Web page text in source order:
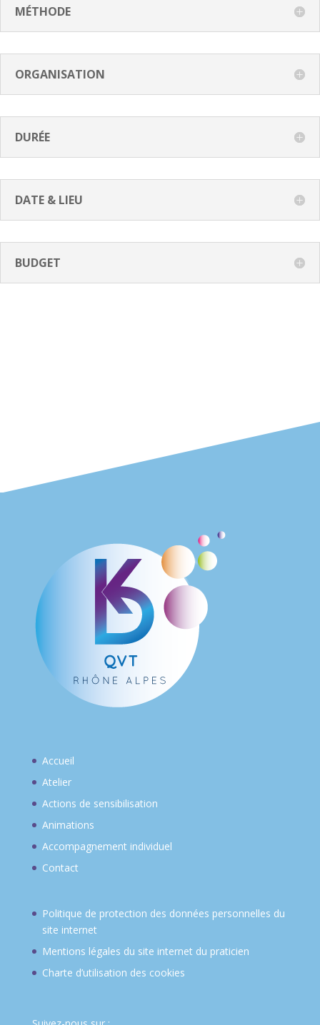
MÉTHODE
ORGANISATION
DURÉE
DATE & LIEU
BUDGET
Accueil
Atelier
Actions de sensibilisation
Animations
Accompagnement individuel
Contact
Politique de protection des données personnelles du
site internet
Mentions légales du site internet du praticien
Charte d’utilisation des cookies